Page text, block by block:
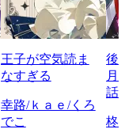
王子が空気読ま
なすぎる
幸路/ｋａｅ/くろ
でこ
後
月
話
柊